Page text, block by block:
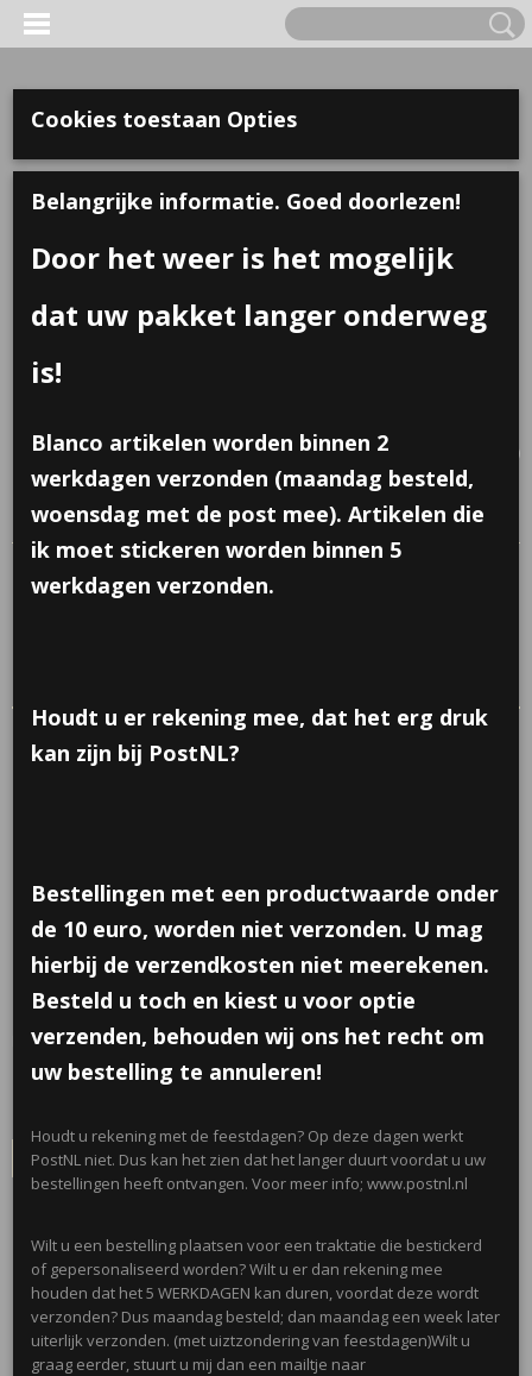
Geen producten
(0)
Home>Traktaties
Sorteer op:
Stickervellen van Stitch 8 stuks
Deze leuke boekjes bevatten 8 stickervellen van Stitch. De…
€ 2,00
IN WINKELWAGEN
Cookies toestaan Opties
Belangrijke informatie. Goed doorlezen!
Door het weer is het mogelijk
dat uw pakket langer onderweg
is!
Blanco artikelen worden binnen 2
werkdagen verzonden (maandag besteld,
woensdag met de post mee). Artikelen die
ik moet stickeren worden binnen 5
werkdagen verzonden.
Houdt u er rekening mee, dat het erg druk
kan zijn bij PostNL?
Bestellingen met een productwaarde onder
de 10 euro, worden niet verzonden. U mag
hierbij de verzendkosten niet meerekenen.
Besteld u toch en kiest u voor optie
verzenden, behouden wij ons het recht om
uw bestelling te annuleren!
Houdt u rekening met de feestdagen? Op deze dagen werkt
PostNL niet. Dus kan het zien dat het langer duurt voordat u uw
bestellingen heeft ontvangen. Voor meer info; www.postnl.nl
Wilt u een bestelling plaatsen voor een traktatie die bestickerd
of gepersonaliseerd worden? Wilt u er dan rekening mee
houden dat het 5 WERKDAGEN kan duren, voordat deze wordt
verzonden? Dus maandag besteld; dan maandag een week later
uiterlijk verzonden. (met uiztzondering van feestdagen)Wilt u
graag eerder, stuurt u mij dan een mailtje naar